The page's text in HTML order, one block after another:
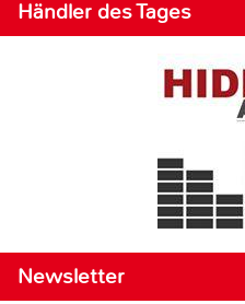
Händler des Tages
Newsletter